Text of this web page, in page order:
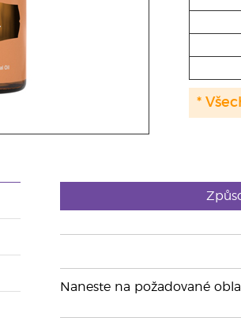
*
Naneste na požadované